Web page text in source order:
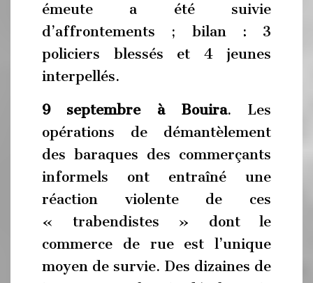
émeute a été suivie
d’affrontements ; bilan : 3
policiers blessés et 4 jeunes
interpellés.
9 septembre à Bouira. Les
opérations de démantèlement
des baraques des commerçants
informels ont entraîné une
réaction violente de ces
« trabendistes » dont le
commerce de rue est l’unique
moyen de survie. Des dizaines de